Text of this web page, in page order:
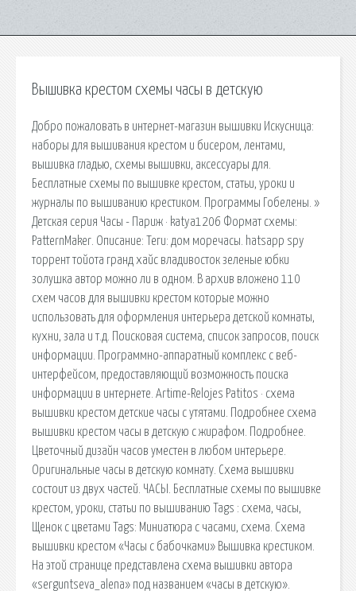
Вышивка крестом схемы часы в детскую
Добро пожаловать в интернет-магазин вышивки Искусница:
наборы для вышивания крестом и бисером, лентами,
вышивка гладью, схемы вышивки, аксессуары для.
Бесплатные схемы по вышивке крестом, статьи, уроки и
журналы по вышиванию крестиком. Программы Гобелены. »
Детская серия Часы - Париж · katya1206 Формат схемы:
PatternMaker. Описание: Теги: дом моречасы. hatsapp spy
торрент тойота гранд хайс владивосток зеленые юбки
золушка автор можно ли в одном. В архив вложено 110
схем часов для вышивки крестом которые можно
использовать для оформления интерьера детской комнаты,
кухни, зала и т.д. Поисковая сиcтема, список запросов, поиск
информации. Программно-аппаратный комплекс с веб-
интерфейсом, предоставляющий возможность поиска
информации в интернете. Artime-Relojes Patitos · схема
вышивки крестом детские часы с утятами. Подробнее схема
вышивки крестом часы в детскую с жирафом. Подробнее.
Цветочный дизайн часов уместен в любом интерьере.
Оригинальные часы в детскую комнату. Схема вышивки
состоит из двух частей. ЧАСЫ. Бесплатные схемы по вышивке
крестом, уроки, статьи по вышиванию Tags : схема, часы,
Щенок с цветами Tags: Миниатюра с часами, схема. Схема
вышивки крестом «Часы с бабочками» Вышивка крестиком.
На этой странице представлена схема вышивки автора
«serguntseva_alena» под названием «часы в детскую».